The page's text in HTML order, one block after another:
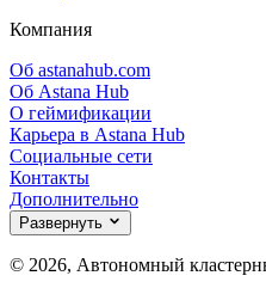
Компания
Об astanahub.com
Об Astana Hub
О геймификации
Карьера в Astana Hub
Социальные сети
Контакты
Дополнительно
Развернуть
© 2026, Автономный